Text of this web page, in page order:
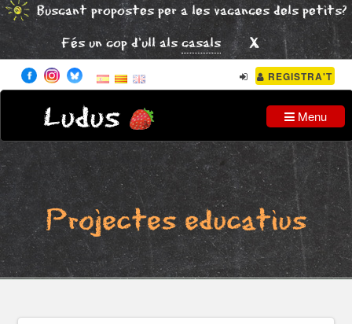
Buscant propostes per a les vacances dels petits?
Fés un cop d'ull alscasals x
REGISTRA'T
Ludus Menu
Projectes educatius